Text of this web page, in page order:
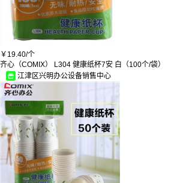
希乐
禧天龙/Citylong
瑞丽达
大疆/DJI
AUCS
舒肤佳
云蕾
警翼
警翼/Pe
亿丽佳
膳魔师/THERMOS
美度
金纯
金号
太力
三立
￥ 19.40/个
齐心（COMIX） L304 健康纸杯7安 白（100个/袋）
江津区兴明办公设备销售中心